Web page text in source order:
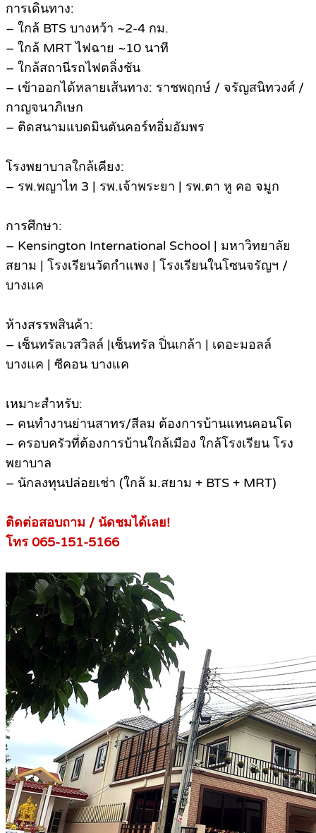
การเดินทาง:
– ใกล้ BTS บางหว้า ~2-4 กม.
– ใกล้ MRT ไฟฉาย ~10 นาที
– ใกล้สถานีรถไฟตลิ่งชัน
– เข้าออกได้หลายเส้นทาง: ราชพฤกษ์ / จรัญสนิทวงศ์ /
กาญจนาภิเษก
– ติดสนามแบดมินตันคอร์ทอิ่มอัมพร
โรงพยาบาลใกล้เคียง:
– รพ.พญาไท 3 | รพ.เจ้าพระยา | รพ.ตา หู คอ จมูก
การศึกษา:
– Kensington International School | มหาวิทยาลัย
สยาม | โรงเรียนวัดกำแพง | โรงเรียนในโซนจรัญฯ /
บางแค
ห้างสรรพสินค้า:
– เซ็นทรัลเวสวิลล์ |เซ็นทรัล ปิ่นเกล้า | เดอะมอลล์
บางแค | ซีคอน บางแค
เหมาะสำหรับ:
– คนทำงานย่านสาทร/สีลม ต้องการบ้านแทนคอนโด
– ครอบครัวที่ต้องการบ้านใกล้เมือง ใกล้โรงเรียน โรง
พยาบาล
– นักลงทุนปล่อยเช่า (ใกล้ ม.สยาม + BTS + MRT)
ติดต่อสอบถาม / นัดชมได้เลย!
โทร 065-151-5166